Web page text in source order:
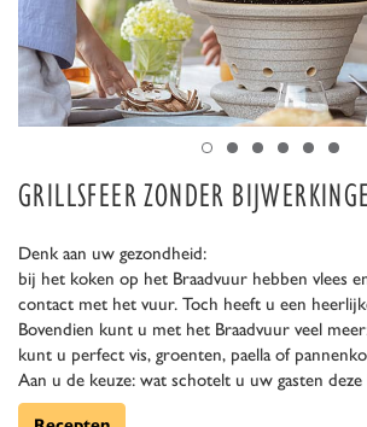
GRILLSFEER ZONDER
Denk aan uw gezondheid:
bij het koken op het Braadvuur hebben vlees
contact met het vuur. Toch heeft u een
Bovendien kunt u met het Braadvuur veel
kunt u perfect vis, groenten, paella of
Aan u de keuze: wat schotelt u uw gasten